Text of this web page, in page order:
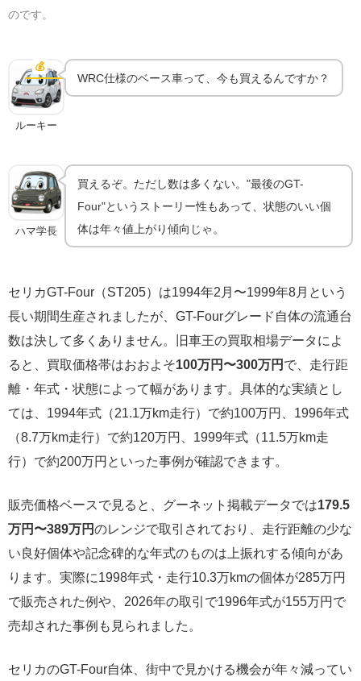
のです。
💰 中古相場
ルーキー
WRC仕様のベース車って、今も買えるんですか？
ハマ学長
買えるぞ。ただし数は多くない。"最後のGT-
Four"というストーリー性もあって、状態のいい個
体は年々値上がり傾向じゃ。
セリカGT-Four（ST205）は1994年2月〜1999年8月という
長い期間生産されましたが、GT-Fourグレード自体の流通台
数は決して多くありません。旧車王の買取相場データによ
ると、買取価格帯はおおよそ100万円〜300万円 で、走行距
離・年式・状態によって幅があります。具体的な実績とし
ては、1994年式（21.1万km走行）で約100万円、1996年式
（8.7万km走行）で約120万円、1999年式（11.5万km走
行）で約200万円といった事例が確認できます。
販売価格ベースで見ると、グーネット掲載データでは179.5
万円〜389万円のレンジで取引されており、走行距離の少な
い良好個体や記念碑的な年式のものは上振れする傾向があ
ります。実際に1998年式・走行10.3万kmの個体が285万円
で販売された例や、2026年の取引で1996年式が155万円で
売却された事例も見られました。
セリカのGT-Four自体、街中で見かける機会が年々減ってい